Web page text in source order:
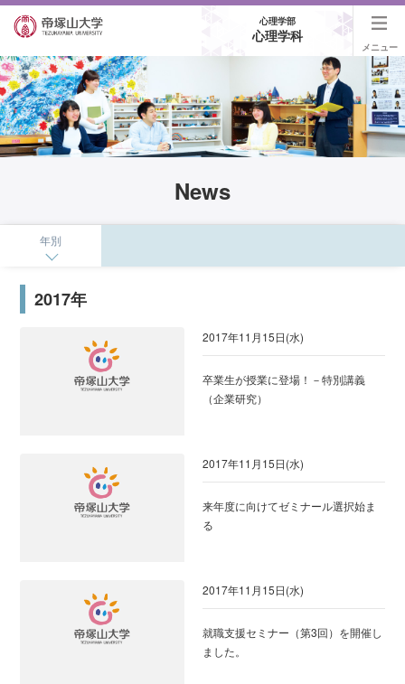
心理学部
心理学科
メニュー
News
年別
2017年
2017年11月15日(水)
卒業生が授業に登場！－特別講義
（企業研究）
2017年11月15日(水)
来年度に向けてゼミナール選択始ま
る
2017年11月15日(水)
就職支援セミナー（第3回）を開催し
ました。